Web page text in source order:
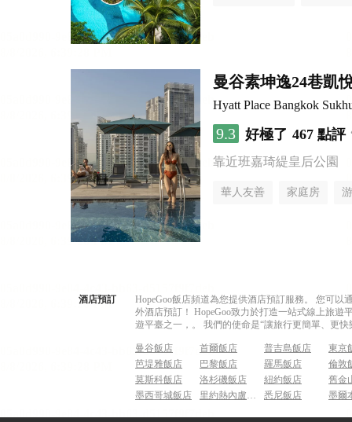
曼谷素坤逸24巷凱
Hyatt Place Bangkok
9.3 好極了 467 點評
靠近班嘉琦緹皇后公園
華人友善 家庭房
酒店預訂
HopeGoo飯店頻道為您提供酒店預訂服務。 您可
外酒店預訂！ HopeGoo致力於打造一站式線上旅
遊平臺之一，。 我們的使命是“讓旅行更簡單、更
曼谷飯店 首爾飯店 普吉島飯店
東京
芭堤雅飯店
巴黎飯店 羅馬飯店
倫敦
莫斯科飯店
洛杉磯飯店 紐約飯店
舊金
墨西哥城飯店
里約熱內盧飯店 悉尼飯店 墨爾